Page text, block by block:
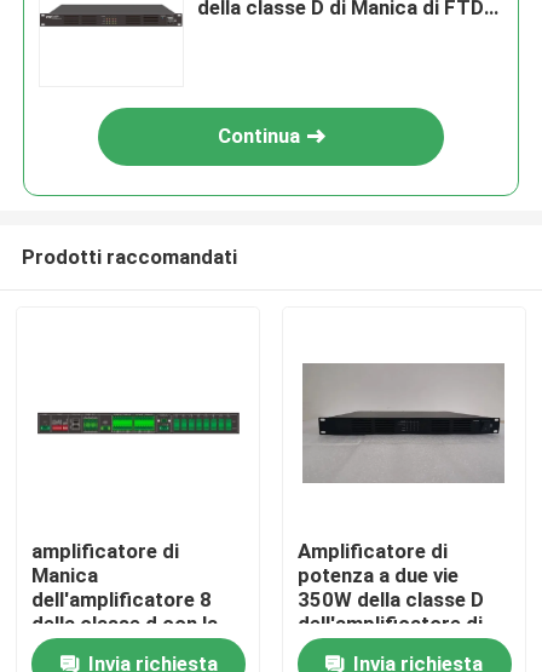
Casa
Prodotti
della classe D di Manica di FTD
Continua
Prodotti raccomandati
amplificatore di
Manica
dell'amplificatore 8
della classe d con la
linea sorveglianza
Invia richiesta
Amplificatore di
potenza a due vie
350W della classe D
dell'amplificatore di
PA 5000 watt
Invia richiesta